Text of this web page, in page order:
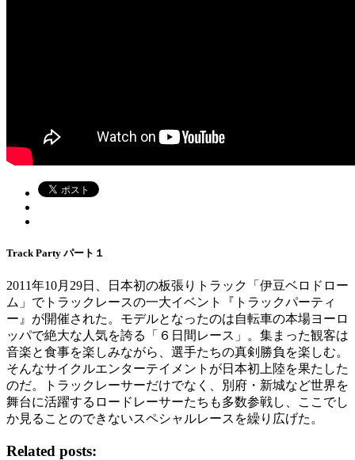
Track Party パート１
2011年10月29日、日本初の板張りトラック「伊豆ベロドロー
ム」でトラックレースの一大イベント『トラックパーティ
ー』が開催された。モデルとなったのは自転車の本場ヨーロ
ッパで絶大な人気を誇る「６日間レース」。集まった観客は
音楽と食事を楽しみながら、選手たちの真剣勝負を楽しむ。
そんなサイクルエンターテイメントが日本初上陸を果たした
のだ。トラックレーサーだけでなく、別府・新城など世界を
舞台に活躍するロードレーサーたちも多数参戦し、ここでし
か見ることのできないスペシャルレースを繰り広げた。
Related posts: